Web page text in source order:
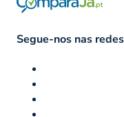
Segue-nos nas